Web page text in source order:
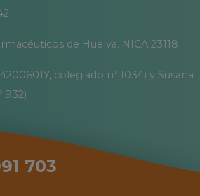
de Huelva. NICA 23118
colegiado nº 1034) y Susana
932)
703